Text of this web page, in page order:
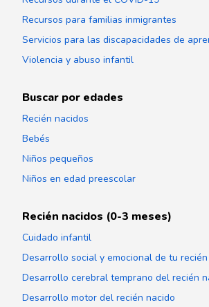
Recursos para familias inmigrantes
Servicios para las discapacidades de
Violencia y abuso infantil
Buscar por edades
Recién nacidos
Bebés
Niños pequeños
Niños en edad preescolar
Recién nacidos (0-3 meses)
Cuidado infantil
Desarrollo social y emocional de tu
Desarrollo cerebral temprano del recién
Desarrollo motor del recién nacido